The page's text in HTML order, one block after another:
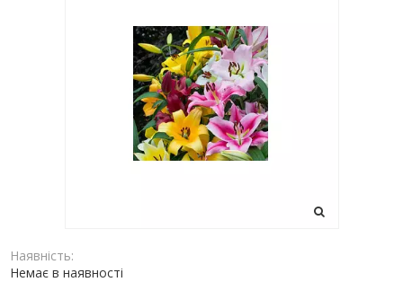
Наявність:
Немає в наявності